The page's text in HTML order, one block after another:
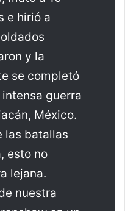
e hirió a
y la
se completó
guerra
México.
las batallas
esto no
lejana.
nuestra